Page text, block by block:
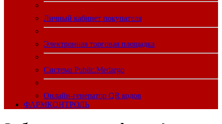
Личный кабинет покупателя
Электронная торговая площадка
Система Public.Medargo
Онлайн-генератор QR кодов
ФАРМКОНТРОЛЬ